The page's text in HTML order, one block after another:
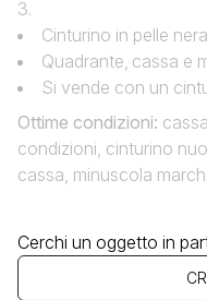
3.
Cinturino in pelle
Quadrante‚ cassa e
Si vende con un
Ottime condizioni:
condizioni, cinturino
cassa, minuscola
Cerchi un oggetto in